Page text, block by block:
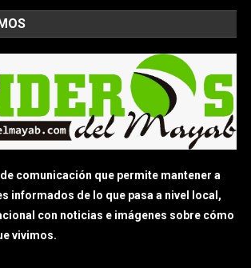
comunicación que permite mantener a
informados de lo que pasa a nivel local,
con noticias e imágenes sobre cómo
vivimos.